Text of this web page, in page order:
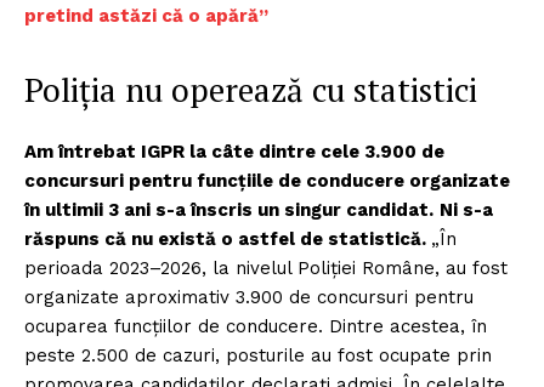
pretind astăzi că o apără”
Poliția nu operează cu statistici
Am întrebat IGPR la câte dintre cele 3.900 de
concursuri pentru funcțiile de conducere organizate
în ultimii 3 ani s-a înscris un singur candidat. Ni s-a
răspuns că nu există o astfel de statistică. „În
perioada 2023–2026, la nivelul Poliției Române, au fost
organizate aproximativ 3.900 de concursuri pentru
ocuparea funcțiilor de conducere. Dintre acestea, în
peste 2.500 de cazuri, posturile au fost ocupate prin